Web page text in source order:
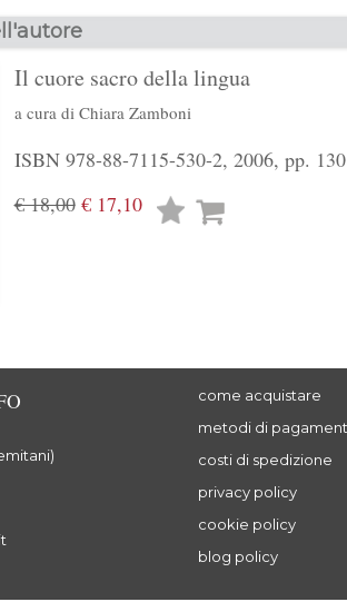
Il cuore sacro della lingua
a cura di Chiara Zamboni
ISBN 978-88-7115-530-2, 2006, pp. 130
€ 18,00€ 17,10
Lista
come acquistare
metodi di
costi di spedizione
privacy policy
cookie policy
blog policy